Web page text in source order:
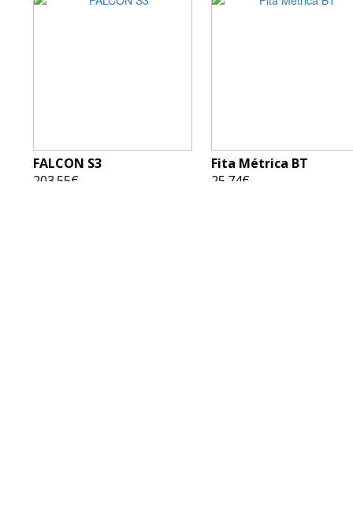
FALCON S3
203.55€
Fita Métrica BT
25.74€